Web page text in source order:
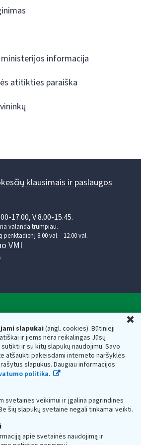
slapukai(angl. cookies). Būtinieji
ir jiems nėra reikalingas Jūsų
ir su kitų slapukų naudojimu. Savo
atšaukti pakeisdami interneto naršyklės
slapukus. Daugiau informacijos
politika.
svetainės veikimui ir įgalina pagrindines
šių slapukų svetainė negali tinkamai veikti.
apie svetainės naudojimą ir
informacija
atitikties paraiška
klausimais ir paslaugos
17.00, V 8.00-15.45.
valanda trumpiau.
8.00 val. - 12.00 val.
VMI
ministerijos
asmens kodas — 188659752,
g. 14, 01107 Vilnius, Lietuva, el.paštas:
dėžutės adresas 188659752
mokesčių inspekciją prie Lietuvos
kaupiami ir saugomi Juridinių